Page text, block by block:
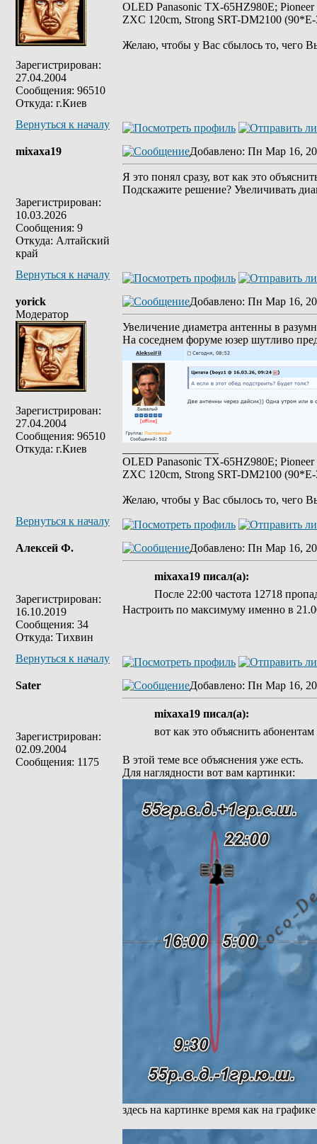
Зарегистрирован:
27.04.2004
Сообщения: 96510
Откуда: г.Киев
OLED Panasonic TX-65HZ980E;
ZXC 120cm, Strong SRT-DM2100
Желаю, чтобы у Вас сбылось то, чего
Вернуться к началу
mixaxa19
Зарегистрирован:
10.03.2026
Сообщения: 9
Откуда: Алтайский
край
Добавлено: Пн Мар 16,
Я это понял сразу, вот как это
Подскажите решение? Увеличивать
Вернуться к началу
yorick
Модератор
Зарегистрирован:
27.04.2004
Сообщения: 96510
Откуда: г.Киев
Добавлено: Пн Мар 16,
Увеличение диаметра антенны в
На соседнем форуме юзер шутливо
OLED Panasonic TX-65HZ980E;
ZXC 120cm, Strong SRT-DM2100
Желаю, чтобы у Вас сбылось то, чего
Вернуться к началу
Алексей Ф.
Зарегистрирован:
16.10.2019
Сообщения: 34
Откуда: Тихвин
Добавлено: Пн Мар 16,
mixaxa19 писал(а):
После 22:00 частота 12718
Настроить по максимуму именно в
Вернуться к началу
Sater
Зарегистрирован:
02.09.2004
Сообщения: 1175
Добавлено: Пн Мар 16,
mixaxa19 писал(а):
вот как это объяснить
В этой теме все объяснения уже есть.
Для наглядности вот вам картинки:
здесь на картинке время как на